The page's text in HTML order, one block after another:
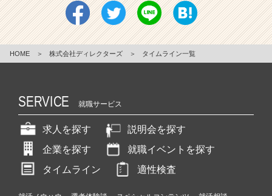
HOME ＞ 株式会社ディレクターズ ＞ タイムライン一覧
SERVICE 就職サービス
求人を探す
説明会を探す
企業を探す
就職イベントを探す
タイムライン
適性検査